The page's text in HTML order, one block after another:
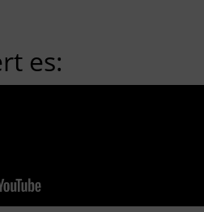
es: